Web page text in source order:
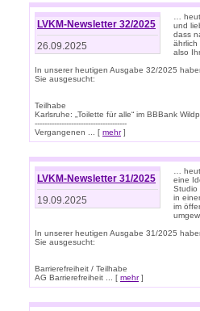
LVKM-Newsletter 32/2025
26.09.2025
…
und
dass
ährlich
also
In unserer heutigen Ausgabe 32/2025
Sie ausgesucht:
Teilhabe
Karlsruhe: „Toilette für alle“ im BBBank
--------------------------------------
Vergangenen ... [ mehr]
LVKM-Newsletter 31/2025
19.09.2025
…
eine
Studio
in
im
In unserer heutigen Ausgabe 31/2025
Sie ausgesucht:
Barrierefreiheit / Teilhabe
AG Barrierefreiheit ... [ mehr]